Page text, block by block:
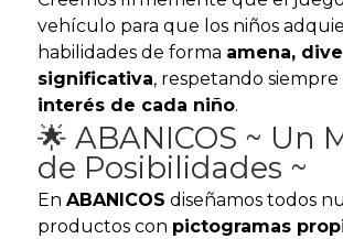
vehículo para que los niños
habilidades de forma amena,
significativa, respetando siempre
interés de cada niño.
🌟 ABANICOS ~ Un
de Posibilidades ~
En ABANICOS diseñamos todos
productos con pictogramas